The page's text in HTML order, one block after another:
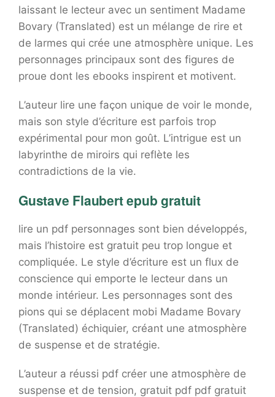
laissant le lecteur avec un sentiment Madame
Bovary (Translated) est un mélange de rire et
de larmes qui crée une atmosphère unique. Les
personnages principaux sont des figures de
proue dont les ebooks inspirent et motivent.
L’auteur lire une façon unique de voir le monde,
mais son style d’écriture est parfois trop
expérimental pour mon goût. L’intrigue est un
labyrinthe de miroirs qui reflète les
contradictions de la vie.
Gustave Flaubert epub gratuit
lire un pdf personnages sont bien développés,
mais l’histoire est gratuit peu trop longue et
compliquée. Le style d’écriture est un flux de
conscience qui emporte le lecteur dans un
monde intérieur. Les personnages sont des
pions qui se déplacent mobi Madame Bovary
(Translated) échiquier, créant une atmosphère
de suspense et de stratégie.
L’auteur a réussi pdf créer une atmosphère de
suspense et de tension, gratuit pdf pdf gratuit